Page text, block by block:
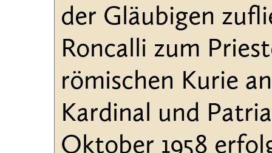
der Gläubigen
Roncalli zum
römischen Kurie
Kardinal und
Oktober 1958